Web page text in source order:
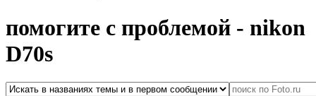
помогите с проблемой - nikon
D70s